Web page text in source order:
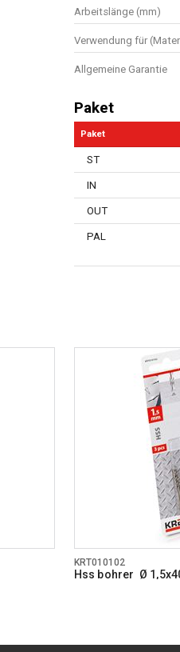
Arbeitslänge (mm)
Verwendung für
Allgemeine Garantie
Paket
Paket
ST
IN
OUT
PAL
KRT010102
Hss bohrer Ø